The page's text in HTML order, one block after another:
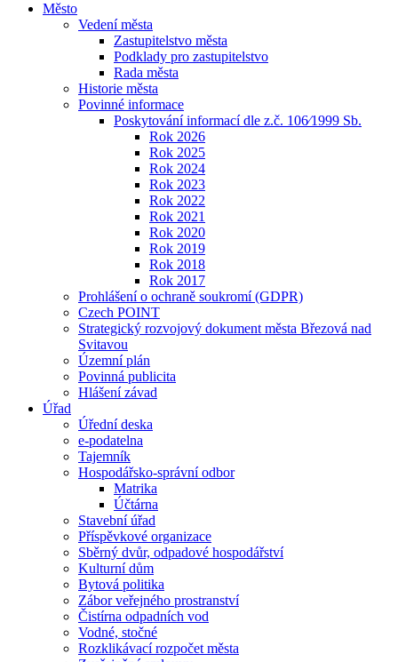
Město
Vedení města
Zastupitelstvo města
Podklady pro zastupitelstvo
Rada města
Historie města
Povinné informace
Poskytování informací dle z.č. 106⁄1999 Sb.
Rok 2026
Rok 2025
Rok 2024
Rok 2023
Rok 2022
Rok 2021
Rok 2020
Rok 2019
Rok 2018
Rok 2017
Prohlášení o ochraně soukromí (GDPR)
Czech POINT
Strategický rozvojový dokument města Březová nad
Svitavou
Územní plán
Povinná publicita
Hlášení závad
Úřad
Úřední deska
e-podatelna
Tajemník
Hospodářsko-správní odbor
Matrika
Účtárna
Stavební úřad
Příspěvkové organizace
Sběrný dvůr, odpadové hospodářství
Kulturní dům
Bytová politika
Zábor veřejného prostranství
Čistírna odpadních vod
Vodné, stočné
Rozklikávací rozpočet města